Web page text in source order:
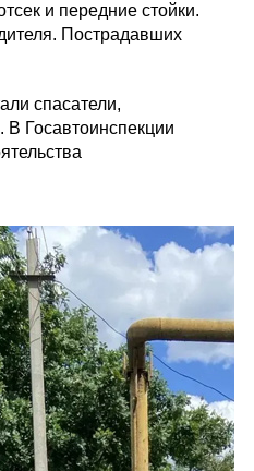
и передние стойки.
Пострадавших
спасатели,
В Госавтоинспекции